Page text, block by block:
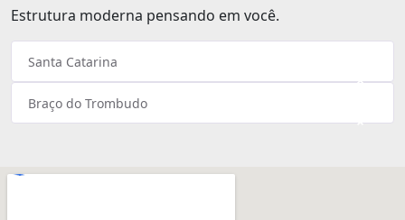
Estrutura moderna pensando em você.
×
Santa Catarina
×
Braço do Trombudo